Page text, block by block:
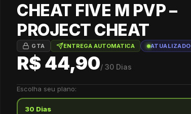
CHEAT FIVE M PVP –
PROJECT CHEAT
GTA ENTREGA AUTOMATICA ATUALIZADO
R$ 44,90/30 Dias
Escolha seu plano:
30 Dias